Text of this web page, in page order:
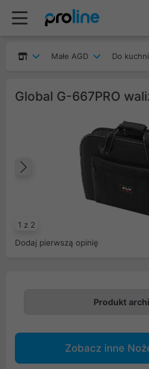
Małe AGD Do kuchni
Global G-667PRO
1 z 2
Poprzedni
Dodaj pierwszą opinię
Produkt
Zobacz inne